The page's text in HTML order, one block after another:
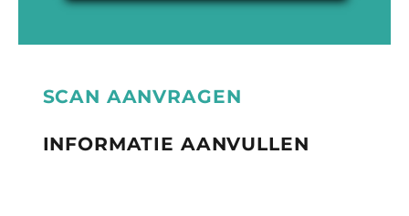
SCAN AANVRAGEN
INFORMATIE AANVULLEN